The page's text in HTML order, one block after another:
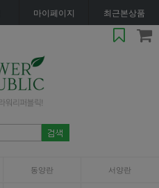
마이페이지 최근본상품
동양란 서양란